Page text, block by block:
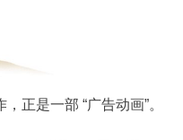
正是一部 “广告动画”。